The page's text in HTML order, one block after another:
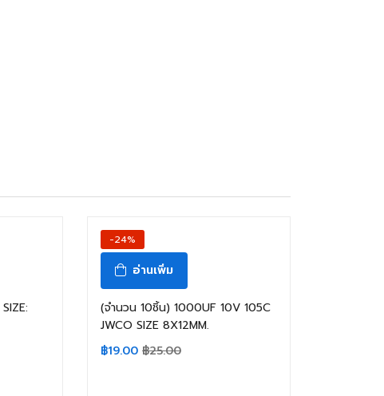
-24%
อ่านเพิ่ม
(จำนวน 10ชิ้น) 1000UF 10V 105C
JWCO SIZE 8X12MM.
฿19.00 ฿25.00